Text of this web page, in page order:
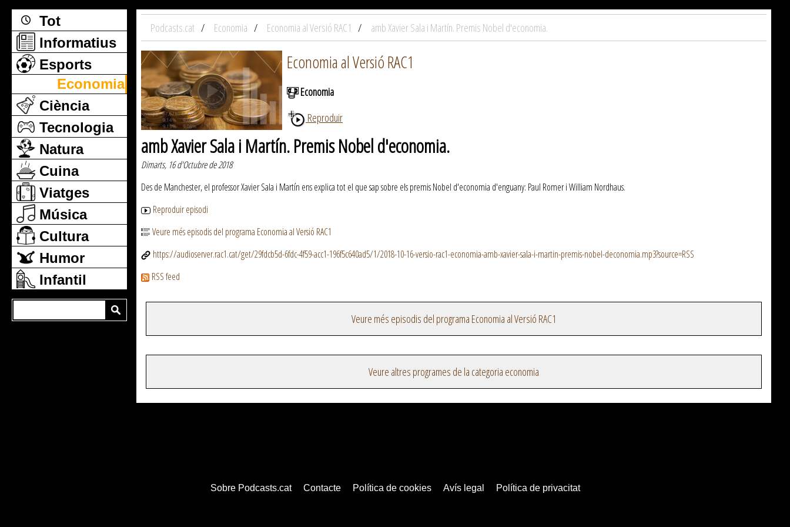
Tot
Informatius
Esports
Economia
Ciència
Tecnologia
Natura
Cuina
Viatges
Música
Cultura
Humor
Infantil
Podcasts.cat Economia Economia al Versió RAC1 amb Xavier Sala i Martín. Premis Nobel d'economia.
Economia al Versió RAC1
Economia
Reproduir
amb Xavier Sala i Martín. Premis Nobel d'economia.
Dimarts, 16 d'Octubre de 2018
Des de Manchester, el professor Xavier Sala i Martín ens explica tot el que sap sobre els premis Nobel d'economia d'enguany: Paul Romer i William Nordhaus.
Reproduir episodi
Veure més episodis del programa Economia al Versió RAC1
https://audioserver.rac1.cat/get/29fdcb5d-6fdc-4f59-acc1-196f5c640ad5/1/2018-10-16-versio-rac1-economia-amb-xavier-sala-i-martin-premis-nobel-deconomia.mp3?source=RSS
RSS feed
Veure més episodis del programa Economia al Versió RAC1
Veure altres programes de la categoria economia
Sobre Podcasts.cat Contacte Política de cookies Avís legal Política de privacitat